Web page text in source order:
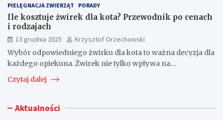
PIELĘGNACJA ZWIERZĄT
PORADY
Ile kosztuje żwirek dla kota? Przewodnik po cenach
i rodzajach
13 grudnia 2025
Krzysztof Orzechowski
Wybór odpowiedniego żwirku dla kota to ważna decyzja dla
każdego opiekuna. Żwirek nie tylko wpływa na…
Czytaj dalej
Aktualności